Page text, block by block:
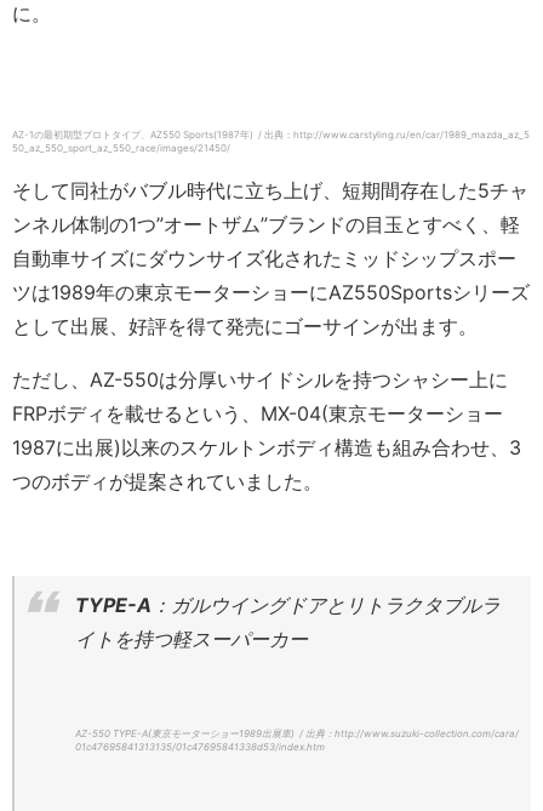
に。
AZ-1の最初期型プロトタイプ、AZ550 Sports(1987年) / 出典：http://www.carstyling.ru/en/car/1989_mazda_az_5
50_az_550_sport_az_550_race/images/21450/
そして同社がバブル時代に立ち上げ、短期間存在した5チャ
ンネル体制の1つ”オートザム”ブランドの目玉とすべく、軽
自動車サイズにダウンサイズ化されたミッドシップスポー
ツは1989年の東京モーターショーにAZ550Sportsシリーズ
として出展、好評を得て発売にゴーサインが出ます。
ただし、AZ-550は分厚いサイドシルを持つシャシー上に
FRPボディを載せるという、MX-04(東京モーターショー
1987に出展)以来のスケルトンボディ構造も組み合わせ、3
つのボディが提案されていました。
TYPE-A ：ガルウイングドアとリトラクタブルラ
イトを持つ軽スーパーカー
AZ-550 TYPE-A(東京モーターショー1989出展車) / 出典：http://www.suzuki-collection.com/cara/
01c47695841313135/01c47695841338d53/index.htm